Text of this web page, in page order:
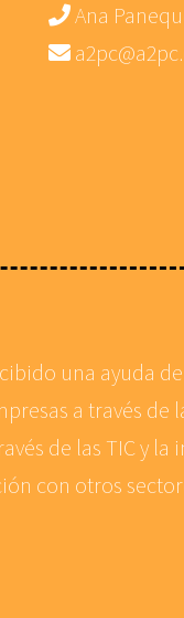
Ana
una ayuda
a través de
de las TIC y
con otros